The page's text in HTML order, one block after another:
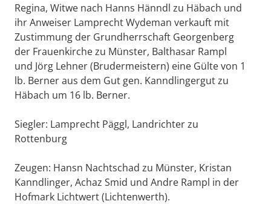
Regina, Witwe nach Hanns Hänndl zu Häbach und
ihr Anweiser Lamprecht Wydeman verkauft mit
Zustimmung der Grundherrschaft Georgenberg
der Frauenkirche zu Münster, Balthasar Rampl
und Jörg Lehner (Brudermeistern) eine Gülte von 1
lb. Berner aus dem Gut gen. Kanndlingergut zu
Häbach um 16 lb. Berner.
Siegler: Lamprecht Päggl, Landrichter zu
Rottenburg
Zeugen: Hansn Nachtschad zu Münster, Kristan
Kanndlinger, Achaz Smid und Andre Rampl in der
Hofmark Lichtwert (Lichtenwerth).